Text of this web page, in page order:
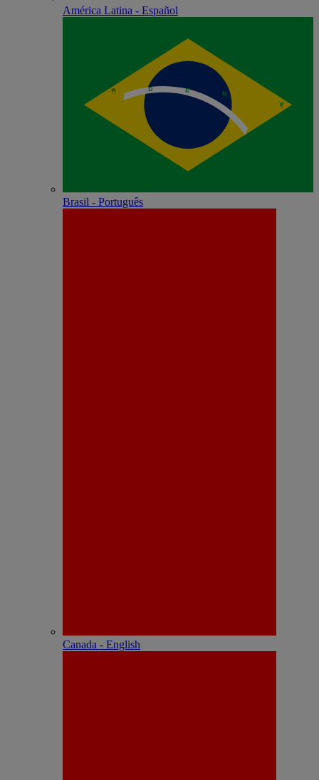
América Latina - Español
Brasil - Português
Canada - English